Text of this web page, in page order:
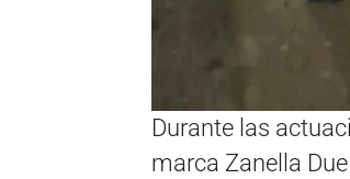
Durante las
marca Zanella